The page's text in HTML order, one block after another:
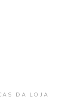
DA LOJA